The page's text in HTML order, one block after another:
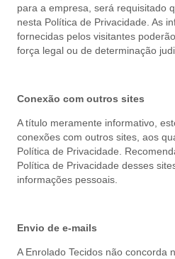
para a empresa, será requisitado
nesta Política de Privacidade. As
fornecidas pelos visitantes
força legal ou de determinação
Conexão com outros sites
A título meramente informativo,
conexões com outros sites, aos
Política de Privacidade.
Política de Privacidade desses
informações pessoais.
Envio de e-mails
A Enrolado Tecidos não concorda